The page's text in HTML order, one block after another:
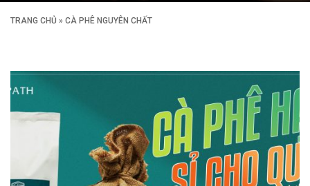
TRANG CHỦ » CÀ PHÊ NGUYÊN CHẤT